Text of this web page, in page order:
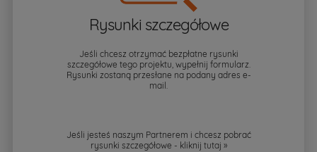
Rysunki szczegółowe
Jeśli chcesz otrzymać bezpłatne rysunki
szczegółowe tego projektu, wypełnij formularz.
Rysunki zostaną przesłane na podany adres e-
mail.
Jeśli jesteś naszym Partnerem i chcesz pobrać
rysunki szczegółowe - kliknij tutaj »